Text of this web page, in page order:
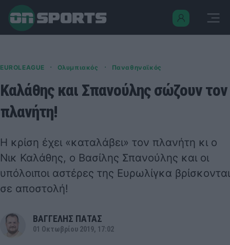
EUROLEAGUE · Ολυμπιακός · Παναθηναϊκός
Καλάθης και Σπανούλης σώζουν τον
πλανήτη!
Η κρίση έχει «καταλάβει» τον πλανήτη κι ο
Νικ Καλάθης, ο Βασίλης Σπανούλης και οι
υπόλοιποι αστέρες της Ευρωλίγκα βρίσκονται
σε αποστολή!
ΒΑΓΓΕΛΗΣ ΠΑΤΑΣ
01 Οκτωβρίου 2019, 17:02